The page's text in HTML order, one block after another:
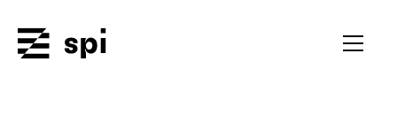
Ouvrir